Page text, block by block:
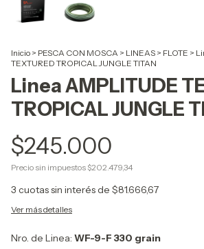
Inicio > PESCA CON MOSCA > LINEAS > FLOTE >
TEXTURED TROPICAL JUNGLE TITAN
Linea AMPLITUDE
TROPICAL JUNGLE
$245.000
Precio sin impuestos $202.479,34
3 cuotas sin interés de $81.666,67
Ver más detalles
Nro. de Linea: WF-9-F 330 grain